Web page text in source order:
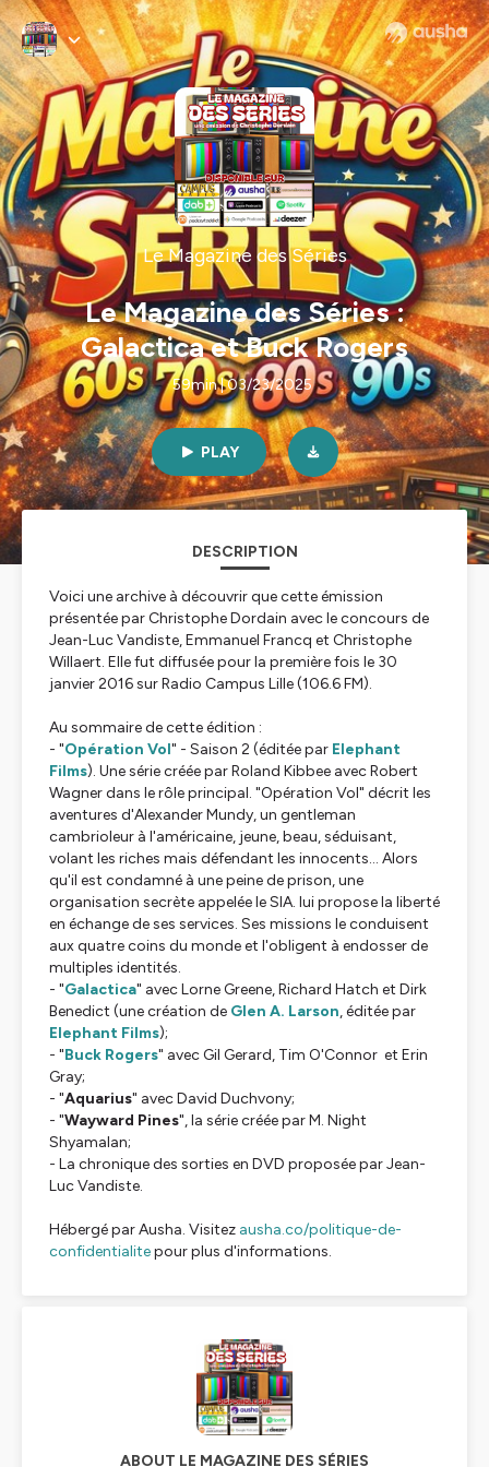
Le Magazine des Séries
Le Magazine des Séries :
Galactica et Buck Rogers
59min | 03/23/2025
PLAY
DESCRIPTION
Voici une archive à découvrir que cette émission
présentée par Christophe Dordain avec le concours de
Jean-Luc Vandiste, Emmanuel Francq et Christophe
Willaert. Elle fut diffusée pour la première fois le 30
janvier 2016 sur Radio Campus Lille (106.6 FM).
Au sommaire de cette édition :
- "Opération Vol" - Saison 2 (éditée par Elephant
Films). Une série créée par Roland Kibbee avec Robert
Wagner dans le rôle principal. "Opération Vol" décrit les
aventures d'Alexander Mundy, un gentleman
cambrioleur à l'américaine, jeune, beau, séduisant,
volant les riches mais défendant les innocents... Alors
qu'il est condamné à une peine de prison, une
organisation secrète appelée le SIA. lui propose la liberté
en échange de ses services. Ses missions le conduisent
aux quatre coins du monde et l'obligent à endosser de
multiples identités.
- "Galactica" avec Lorne Greene, Richard Hatch et Dirk
Benedict (une création de Glen A. Larson, éditée par
Elephant Films);
- "Buck Rogers" avec Gil Gerard, Tim O'Connor et Erin
Gray;
- "Aquarius" avec David Duchvony;
- "Wayward Pines", la série créée par M. Night
Shyamalan;
- La chronique des sorties en DVD proposée par Jean-
Luc Vandiste.
Hébergé par Ausha. Visitez ausha.co/politique-de-
confidentialitepour plus d'informations.
ABOUT LE MAGAZINE DES SÉRIES